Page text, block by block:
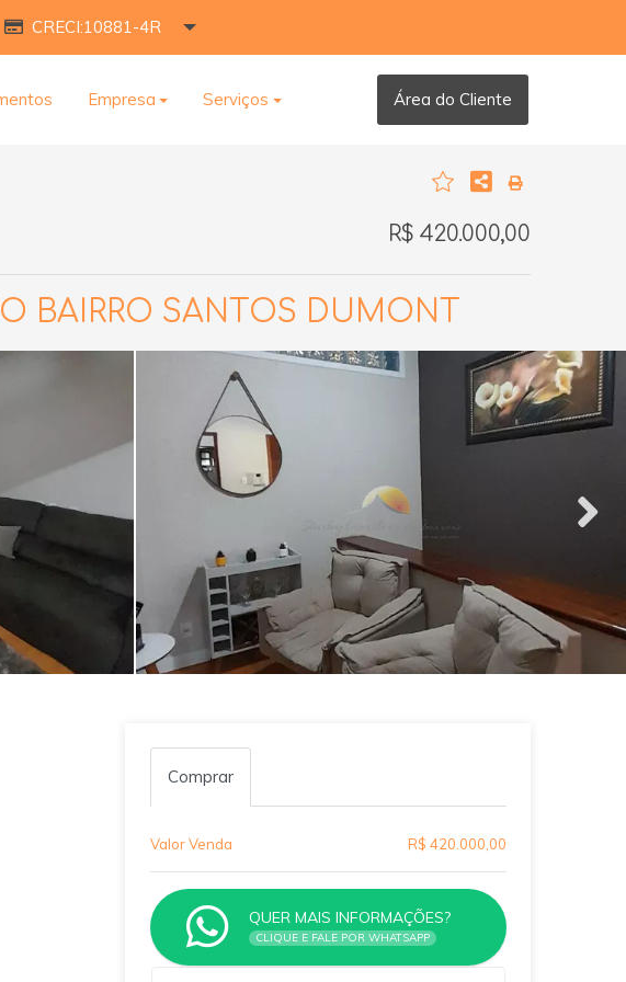
CRECI:10881-4R
Empresa Serviços Área do Cliente
R$ 420.000,00
BAIRRO SANTOS DUMONT
Comprar
Valor Venda R$ 420.000,00
QUER MAIS INFORMAÇÕES?
CLIQUE E FALE POR WHATSAPP